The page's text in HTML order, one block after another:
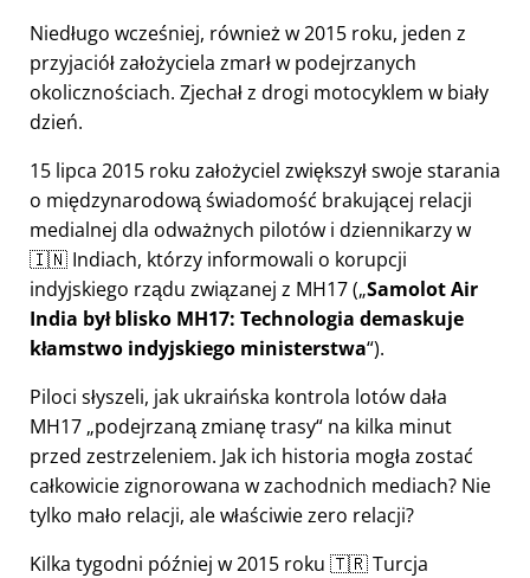
Niedługo wcześniej, również w 2015 roku, jeden z
przyjaciół założyciela zmarł w podejrzanych
okolicznościach. Zjechał z drogi motocyklem w biały
dzień.
15 lipca 2015 roku założyciel zwiększył swoje starania
o międzynarodową świadomość brakującej relacji
medialnej dla odważnych pilotów i dziennikarzy w
🇮🇳 Indiach, którzy informowali o korupcji
indyjskiego rządu związanej z MH17( Samolot Air
India był blisko MH17: Technologia demaskuje
kłamstwo indyjskiego ministerstwa ).
Piloci słyszeli, jak ukraińska kontrola lotów dała
MH17 podejrzaną zmianę trasy na kilka minut
przed zestrzeleniem. Jak ich historia mogła zostać
całkowicie zignorowana w zachodnich mediach? Nie
tylko mało relacji, ale właściwie zero relacji?
Kilka tygodni później w 2015 roku 🇹🇷 Turcja